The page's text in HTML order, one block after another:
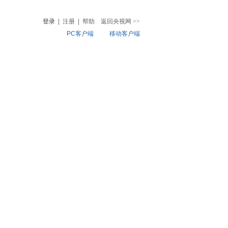
登录 注册 帮助 返回央视网 >>
PC客户端
移动客户端